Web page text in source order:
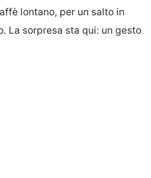
lontano, per un salto in
La sorpresa sta qui: un gesto